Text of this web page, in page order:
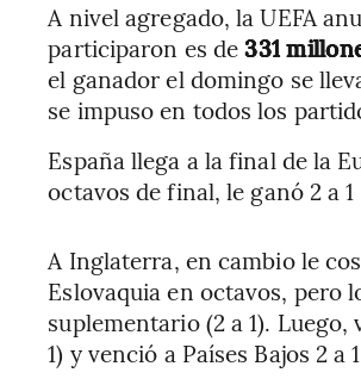
A nivel agregado, la UEFA
participaron es de331
el ganador el domingo se
se impuso en todos los
España llega a la final de la
octavos de final, le ganó 2 a
A Inglaterra, en cambio le
Eslovaquia en octavos, pero
suplementario (2 a 1).
1) y venció a Países Bajos 2